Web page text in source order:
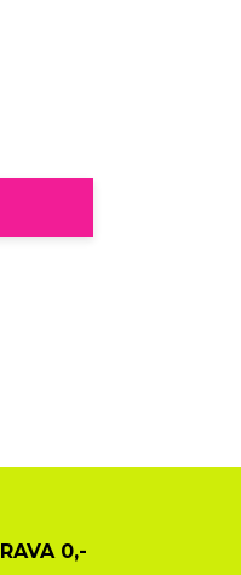
0,-